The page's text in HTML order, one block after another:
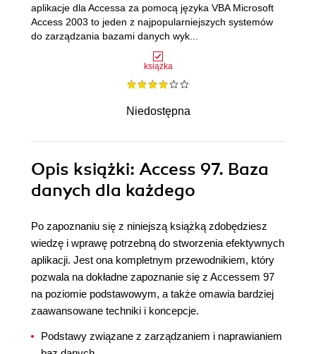
książka
Niedostępna
aplikacje dla Accessa za pomocą języka VBA Microsoft
Access 2003 to jeden z najpopularniejszych systemów
do zarządzania bazami danych wyk...
Opis książki: Access 97. Baza
danych dla każdego
Po zapoznaniu się z niniejszą książką zdobędziesz
wiedzę i wprawę potrzebną do stworzenia efektywnych
aplikacji. Jest ona kompletnym przewodnikiem, który
pozwala na dokładne zapoznanie się z Accessem 97
na poziomie podstawowym, a także omawia bardziej
zaawansowane techniki i koncepcje.
Podstawy związane z zarządzaniem i naprawianiem